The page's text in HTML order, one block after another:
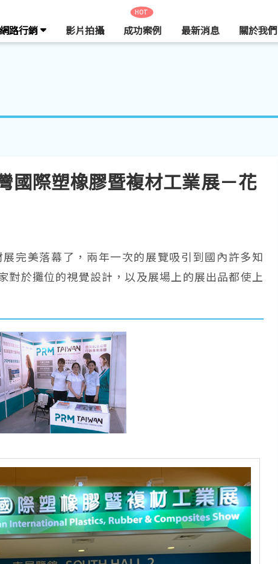
網路行銷 影片拍攝
HOT
成功案例 最新消息 關於我們
國際塑橡膠暨複材工業展－花
完美落幕了，兩年一次的展覽吸引到國內許多知
對於攤位的視覺設計，以及展場上的展出品都使上